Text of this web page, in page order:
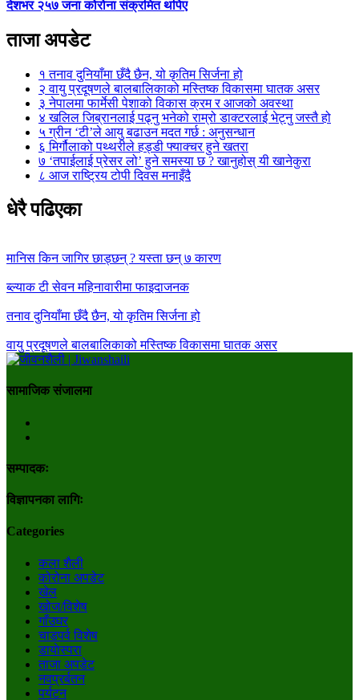
देशभर २५७ जना कोरोना संक्रमित थपिए
ताजा अपडेट
१ तनाव दुनियाँमा छँदै छैन, यो कृतिम सिर्जना हो
२ वायु प्रदूषणले बालबालिकाको मस्तिष्क विकासमा घातक असर
३ नेपालमा फार्मेसी पेशाको विकास क्रम र आजको अवस्था
४ खलिल जिब्रानलाई पढ्नु भनेको राम्रो डाक्टरलाई भेट्नु जस्तै हो
५ग्रीन ‘टी’ले आयु बढाउन मदत गर्छ : अनुसन्धान
६ मिर्गौलाको पथ्थरीले हड्डी फ्याक्चर हुने खतरा
७ ‘तपाईलाई प्रेसर लो’ हुने समस्या छ ? खानुहोस् यी खानेकुरा
८ आज राष्ट्रिय टोपी दिवस मनाइँदै
धेरै पढिएका
मानिस किन जागिर छाड्छन् ? यस्ता छन् ७ कारण
ब्ल्याक टी सेवन महिनावारीमा फाइदाजनक
तनाव दुनियाँमा छँदै छैन, यो कृतिम सिर्जना हो
वायु प्रदूषणले बालबालिकाको मस्तिष्क विकासमा घातक असर
सामाजिक संजालमा
सम्पादकः
विज्ञापनका लागिः
Categories
कला शैली
कोरोना अपडेट
खेल
खोज/विशेष
गाँउघर
चाडपर्व विशेष
डायाेस्परा
ताजा अपडेट
नवप्रर्बतन
पर्यटन